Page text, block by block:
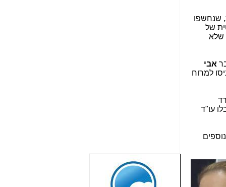
שנחשפו
של
שלא
אבי
למרוח
עו"ד
שבוע טוב לכל
הגולשים באשר
הם!!!